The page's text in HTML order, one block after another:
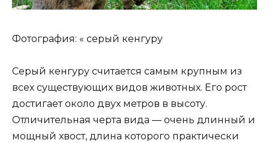
Фотография: « серый кенгуру
Серый кенгуру считается самым крупным из
всех существующих видов животных. Его рост
достигает около двух метров в высоту.
Отличительная черта вида — очень длинный и
мощный хвост, длина которого практически